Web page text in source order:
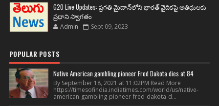
G20 Live Updates: ప్రగతి మైదాన్‌లోని భారత్ వైదికపై అతిథులకు
ప్రధాని స్వాగతం
Admin Sept 09, 2023
POPULAR POSTS
Native American gambling pioneer Fred Dakota dies at 84
By September 18, 2021 at 11:02PM Read More
https://timesofindia.indiatimes.com/world/us/native-
american-gambling-pioneer-fred-dakota-d...